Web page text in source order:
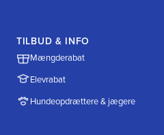
TILBUD & INFO
Mængderabat
Elevrabat
Hundeopdrættere & jægere